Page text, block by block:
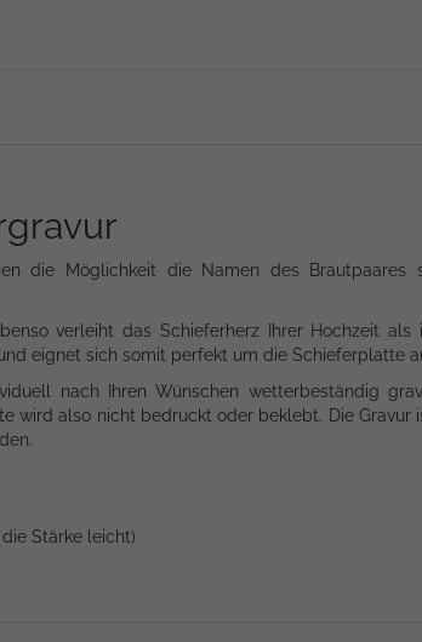
die Möglichkeit die Namen des Brautpaares
verleiht das Schieferherz Ihrer Hochzeit als
eignet sich somit perfekt um die Schieferplatte
nach Ihren Wünschen wetterbeständig
wird also nicht bedruckt oder beklebt. Die
Stärke leicht)